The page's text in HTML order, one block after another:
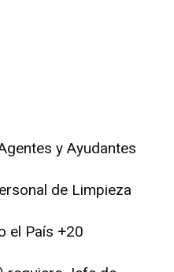
y Ayudantes
de Limpieza
el País +20